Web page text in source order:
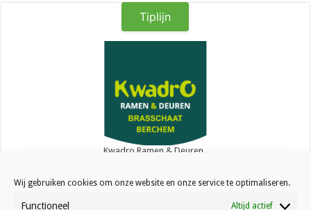
Wij gebruiken cookies om onze website en onze service te optimaliseren.
Functioneel Altijd actief
Tiplijn
Kwadro Ramen & Deuren